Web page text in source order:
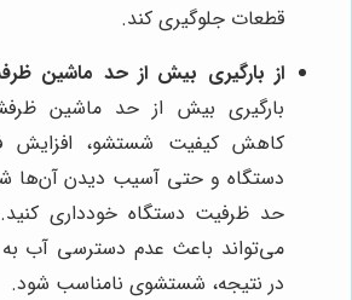
قطعات جلوگیری کند.
از بارگیری بیش از حد ماشین
بارگیری بیش از حد ماشین
کاهش کیفیت شستشو، افزایش
دستگاه و حتی آسیب دیدن آن‌ها
حد ظرفیت دستگاه خودداری
می‌تواند باعث عدم دسترسی آب
در نتیجه، شستشوی نامناسب شود.